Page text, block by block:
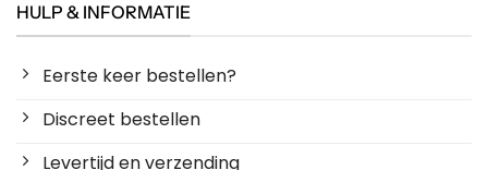
HULP & INFORMATIE
Eerste keer bestellen?
Discreet bestellen
Levertijd en verzending